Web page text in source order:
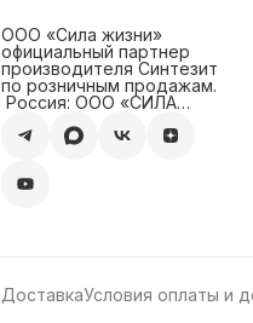
ООО «Сила жизни»
официальный партнер
производителя Синтезит
по розничным продажам.
‍ Россия: ООО «СИЛА
0800016730/080001001
ДоставкаУсловия оплаты и